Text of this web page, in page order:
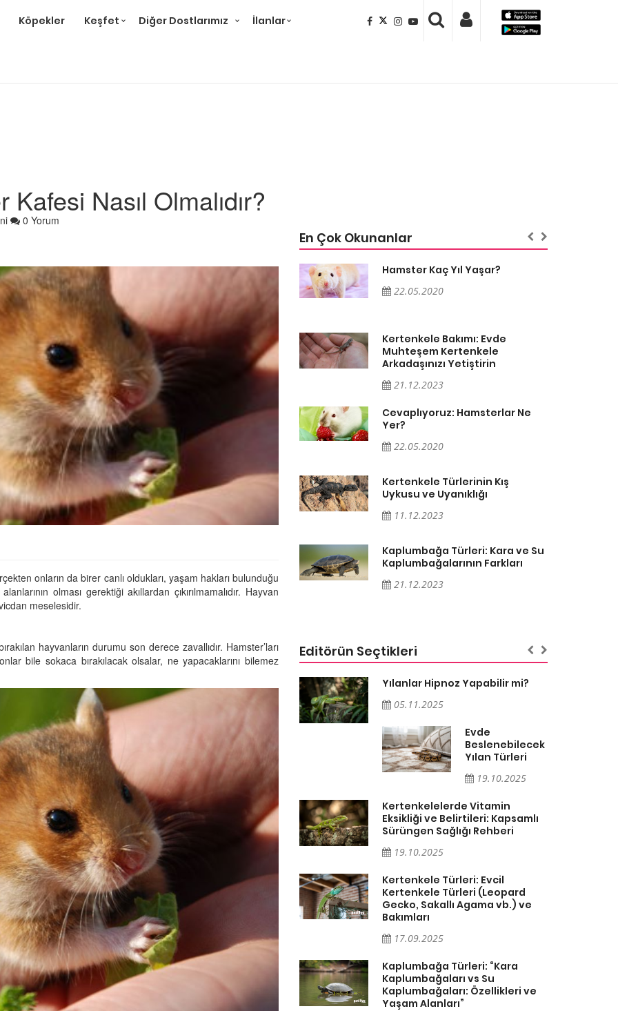
Köpekler Keşfet Diğer Dostlarımız İlanlar
Nasıl Olmalıdır?
0 Yorum
onların da birer canlı oldukları, yaşam hakları bulunduğu
olması gerektiği akıllardan çıkırılmamalıdır. Hayvan
meselesidir.
hayvanların durumu son derece zavallıdır. Hamster’ları
bile sokaca bırakılacak olsalar, ne yapacaklarını bilemez
En Çok Okunanlar
Ne
Hamster Kaç Yıl Yaşar?
22.05.2020
Kertenkele Bakımı: Evde
Muhteşem Kertenkele
Arkadaşınızı Yetiştirin
21.12.2023
Cevaplıyoruz: Hamsterlar Ne
Yer?
22.05.2020
Kertenkele Türlerinin Kış
Uykusu ve Uyanıklığı
11.12.2023
21.12.2023
Hamster Kaç Yıl Yaşar?
22.05.2020
Kertenkele Bakımı: Evde
Muhteşem Kertenkele
Arkadaşınızı Yetiştirin
21.12.2023
Cevaplıyoruz: Hamsterlar Ne
Yer?
22.05.2020
Kertenkele Türlerinin Kış
Uykusu ve Uyanıklığı
11.12.2023
Kaplumbağa Türleri: Kara ve Su
Kaplumbağalarının Farkları
21.12.2023
Editörün Seçtikleri
Avcılara Karşı Savunma
Tropikal İklimlerde Yaşayan
Sürüngen Türleri
11.12.2023
Sürüngenlerin Doğal Tehditlere
Karşı Adaptasyonları
11.12.2023
Zehirli Yılan Türleri ve Zehirin Av
Üzerindeki Etkisi
10.12.2023
Günsonu Dinlenmesi:
Sürüngenlerin Güvenli Barınma
ve Uyuma Alanları
21.11.2023
Yılanlar Hipnoz Yapabilir mi?
05.11.2025
Evde
Beslenebilecek
Yılan Türleri
19.10.2025
Kertenkelelerde Vitamin
Eksikliği ve Belirtileri: Kapsamlı
Sürüngen Sağlığı Rehberi
19.10.2025
Kertenkele Türleri: Evcil
Kertenkele Türleri (Leopard
Gecko, Sakallı Agama vb.) ve
Bakımları
17.09.2025
Kaplumbağa Türleri: “Kara
Kaplumbağaları vs Su
Kaplumbağaları: Özellikleri ve
Yaşam Alanları”